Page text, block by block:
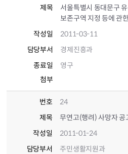
제목
서울특별시 동대문구
보존구역 지정 등에 관
작성일
2011-03-11
담당부서
경제진흥과
종료일
영구
첨부
번호
24
제목
무연고(행려) 사망자 공
작성일
2011-01-24
담당부서
주민생활지원과